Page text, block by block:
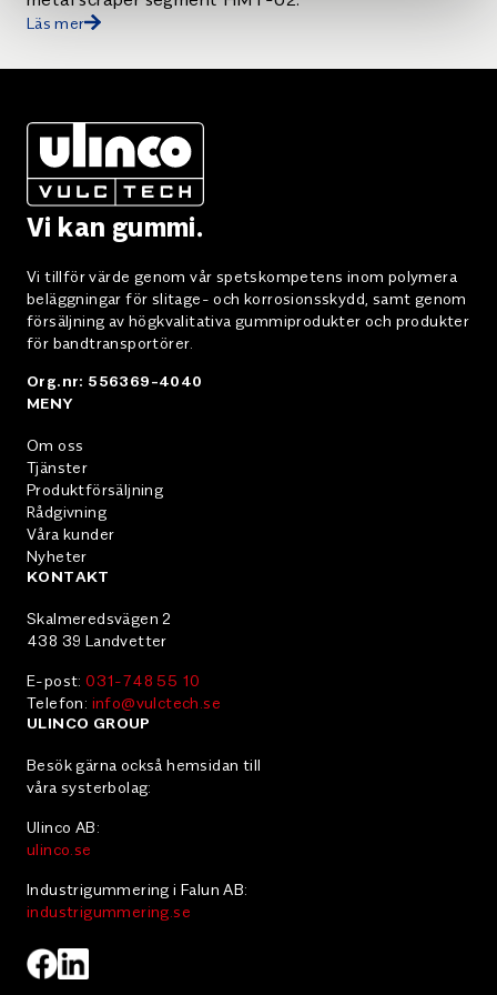
Läs mer
Vi kan gummi.
Vi tillför värde genom vår spetskompetens inom polymera
beläggningar för slitage- och korrosionsskydd, samt genom
försäljning av högkvalitativa gummiprodukter och produkter
för bandtransportörer.
Org.nr: 556369-4040
MENY
Om oss
Tjänster
Produktförsäljning
Rådgivning
Våra kunder
Nyheter
KONTAKT
Skalmeredsvägen 2
438 39 Landvetter
E-post:031-748 55 10
Telefon: info@vulctech.se
ULINCO GROUP
Besök gärna också hemsidan till
våra systerbolag:
Ulinco AB:
ulinco.se
Industrigummering i Falun AB:
industrigummering.se